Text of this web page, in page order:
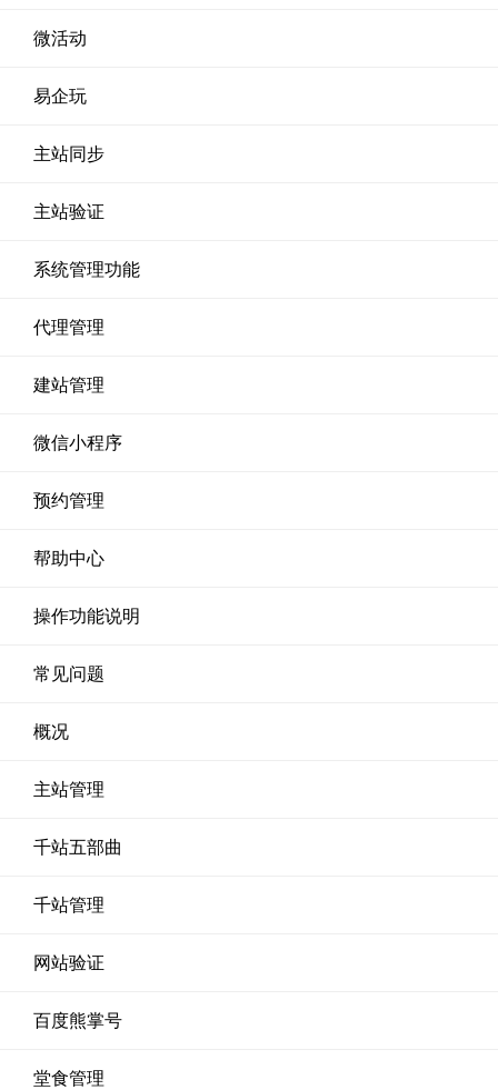
微活动
易企玩
主站同步
主站验证
系统管理功能
代理管理
建站管理
微信小程序
预约管理
帮助中心
操作功能说明
常见问题
概况
主站管理
千站五部曲
千站管理
网站验证
百度熊掌号
堂食管理